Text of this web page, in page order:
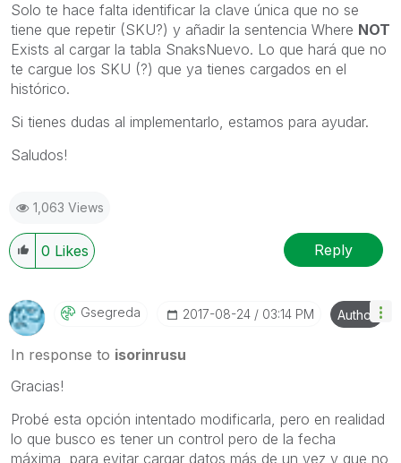
Solo te hace falta identificar la clave única que no se
tiene que repetir (SKU?) y añadir la sentencia Where NOT
Exists al cargar la tabla SnaksNuevo. Lo que hará que no
te cargue los SKU (?) que ya tienes cargados en el
histórico.
Si tienes dudas al implementarlo, estamos para ayudar.
Saludos!
1,063 Views
0 Likes Reply
Gsegreda ‎2017-08-24 03:14 PM Author
In response to isorinrusu
Gracias!
Probé esta opción intentado modificarla, pero en realidad
lo que busco es tener un control pero de la fecha
máxima, para evitar cargar datos más de un vez y que no